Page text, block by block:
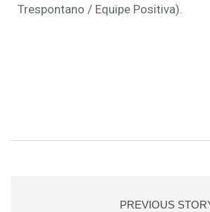
Trespontano / Equipe Positiva).
PREVIOUS